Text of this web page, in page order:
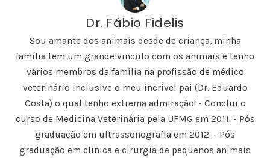
n
o
F
a
c
e
o
k
(
a
b
m
a
i
a
m
m
g
o
a
b
r
e
e
n
o
w
t
e
(
a
b
r
e
e
n
a
r
n
o
i
k
d
n
(
a
b
r
e
e
m
(
b
r
e
e
m
n
v
n
e
l
a
)
Dr. Fábio Fidelis
Sou amante dos animais desde de criança, minha
família tem um grande vinculo com os animais e tenho
vários membros da família na profissão de médico
veterinário inclusive o meu incrível pai (Dr. Eduardo
Costa) o qual tenho extrema admiração! - Conclui o
curso de Medicina Veterinária pela UFMG em 2011. - Pós
graduação em ultrassonografia em 2012. - Pós
graduação em clinica e cirurgia de pequenos animais